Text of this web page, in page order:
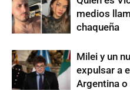
medios
chaqueña
Milei y un
expulsar a
Argentina